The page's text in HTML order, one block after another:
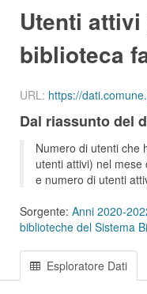
Utenti
biblioteca
URL: https://dati.comune.genova.it/dataset/6132a8cd-7549-4c9d-
Dal riassunto del
Numero di utenti che
utenti attivi) nel
e numero di utenti
Sorgente: Anni 2020-
biblioteche del Sistema
Esploratore Dati